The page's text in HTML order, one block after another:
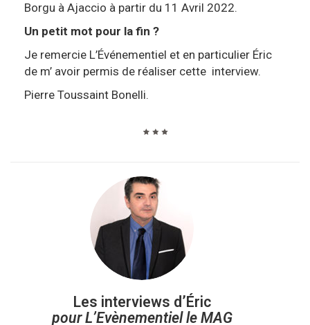
Borgu à Ajaccio à partir du 11 Avril 2022.
Un petit mot pour la fin ?
Je remercie L’Événementiel et en particulier Éric
de m’ avoir permis de réaliser cette interview.
Pierre Toussaint Bonelli.
Les interviews d’Éric
pour L’Evènementiel le MAG